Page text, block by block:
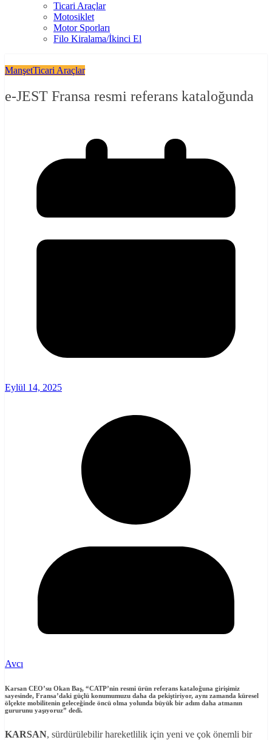
Ticari Araçlar
Motosiklet
Motor Sporları
Filo Kiralama/İkinci El
ManşetTicari Araçlar
e-JEST Fransa resmi referans kataloğunda
Eylül 14, 2025
Avcı
Karsan CEO’su Okan Baş, “CATP’nin resmi ürün referans kataloğuna girişimiz
sayesinde, Fransa’daki güçlü konumumuzu daha da pekiştiriyor, aynı zamanda küresel
ölçekte mobilitenin geleceğinde öncü olma yolunda büyük bir adım daha atmanın
gururunu yaşıyoruz” dedi.
KARSAN, sürdürülebilir hareketlilik için yeni ve çok önemli bir